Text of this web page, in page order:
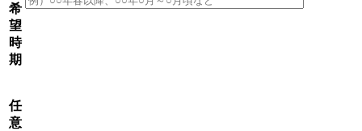
希
望
時
期
任
意